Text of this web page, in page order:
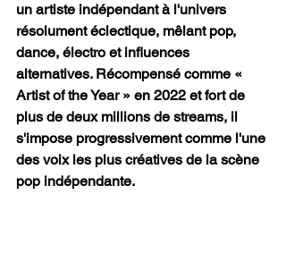
un artiste indépendant à l'univers
résolument éclectique, mêlant pop,
dance, électro et influences
alternatives. Récompensé comme «
Artist of the Year » en 2022 et fort de
plus de deux millions de streams, il
s'impose progressivement comme l'une
des voix les plus créatives de la scène
pop indépendante.